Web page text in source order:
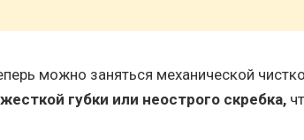
можно заняться механической
губки или неострого скребка,